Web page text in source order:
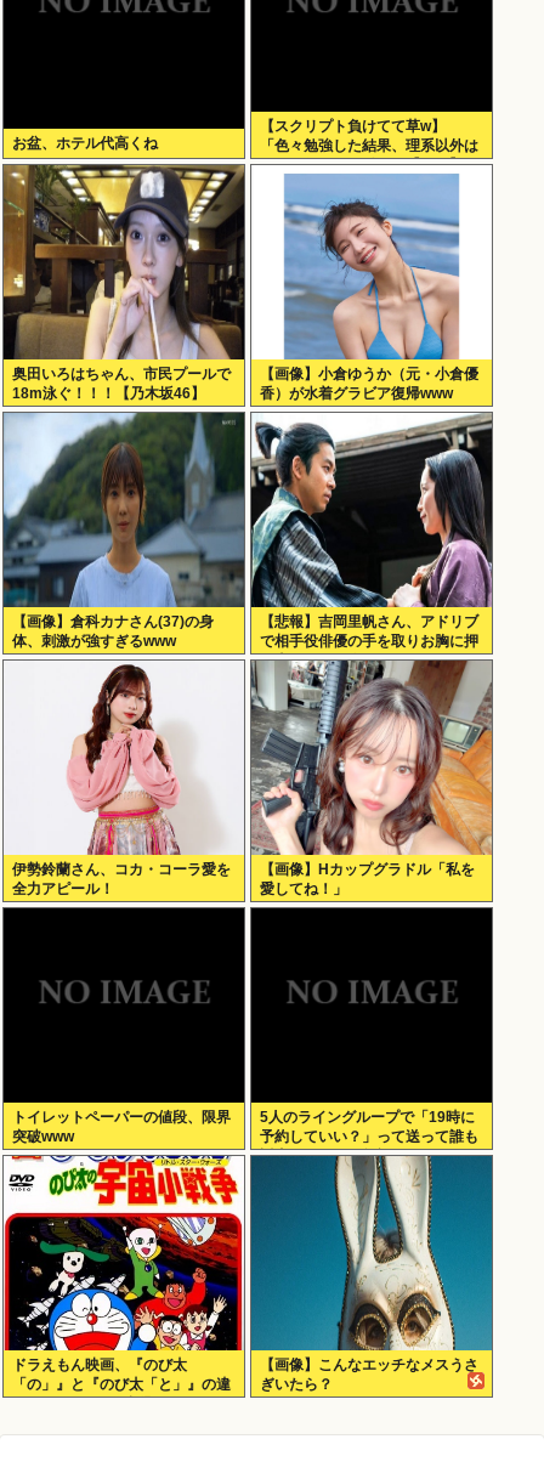
お盆、ホテル代高くね
【スクリプト負けてて草w】
「色々勉強した結果、理系以外は
エラー品だと気付いた【ガチ】」
奥田いろはちゃん、市民プールで
18m泳ぐ！！！【乃木坂46】
【画像】小倉ゆうか（元・小倉優
香）が水着グラビア復帰www
【画像】倉科カナさん(37)の身
体、刺激が強すぎるwww
【悲報】吉岡里帆さん、アドリブ
で相手役俳優の手を取りお胸に押
し当てる（画像あり）
伊勢鈴蘭さん、コカ・コーラ愛を
全力アピール！
【画像】Hカップグラドル「私を
愛してね！」
トイレットペーパーの値段、限界
突破www
5人のライングループで「19時に
予約していい？」って送って誰も
返事しないから無視でいいよね？
ドラえもん映画、『のび太
「の」』と『のび太「と」』の違
【画像】こんなエッチなメスうさ
ぎいたら？